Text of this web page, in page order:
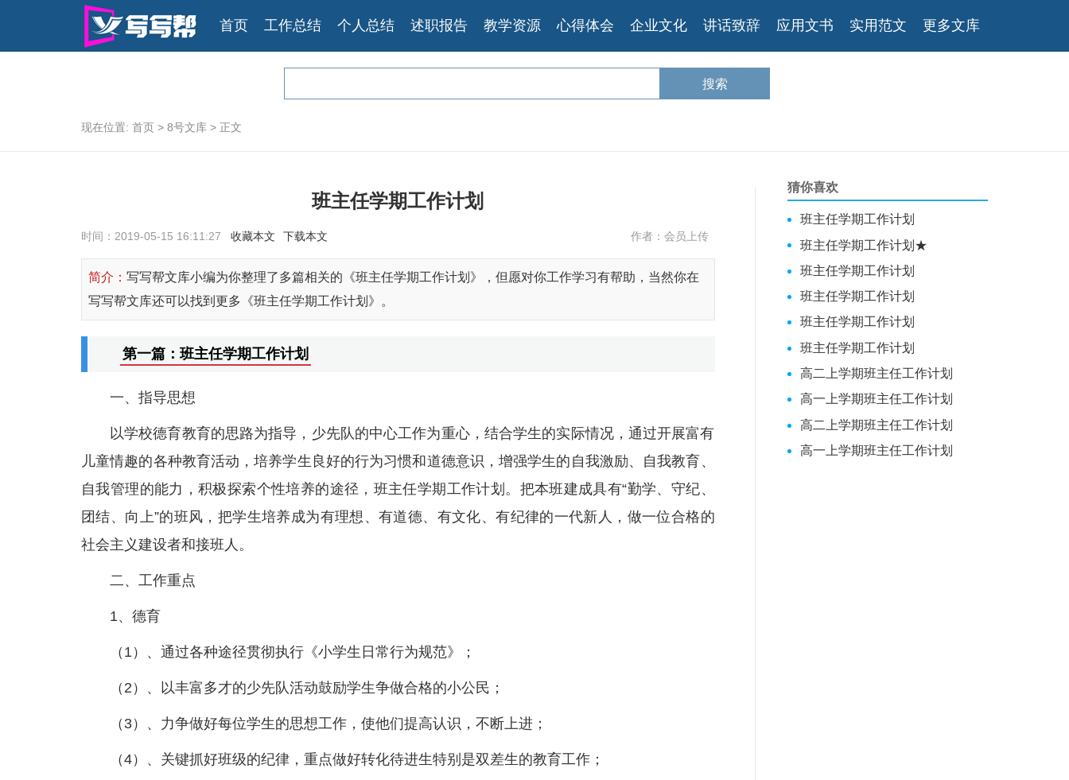
首页 工作总结 个人总结 述职报告 教学资源 心得体会 企业文化 讲话致辞 应用文书 实用范文 更多文库
现在位置: 首页 > 8号文库 > 正文
班主任学期工作计划
时间：2019-05-15 16:11:27 收藏本文 下载本文 作者：会员上传
简介： 写写帮文库小编为你整理了多篇相关的《班主任学期工作计划》，但愿对你工作学习有帮助，当然你在
写写帮文库还可以找到更多《班主任学期工作计划》。
第一篇：班主任学期工作计划
一、指导思想
以学校德育教育的思路为指导，少先队的中心工作为重心，结合学生的实际情况，通过开展富有
儿童情趣的各种教育活动，培养学生良好的行为习惯和道德意识，增强学生的自我激励、自我教育、
自我管理的能力，积极探索个性培养的途径，班主任学期工作计划。把本班建成具有“勤学、守纪、
团结、向上”的班风，把学生培养成为有理想、有道德、有文化、有纪律的一代新人，做一位合格的
社会主义建设者和接班人。
二、工作重点
1、德育
（1）、通过各种途径贯彻执行《小学生日常行为规范》；
（2）、以丰富多才的少先队活动鼓励学生争做合格的小公民；
（3）、力争做好每位学生的思想工作，使他们提高认识，不断上进；
（4）、关键抓好班级的纪律，重点做好转化待进生特别是双差生的教育工作；
猜你喜欢
班主任学期工作计划
班主任学期工作计划★
班主任学期工作计划
班主任学期工作计划
班主任学期工作计划
班主任学期工作计划
高二上学期班主任工作计划
高一上学期班主任工作计划
高二上学期班主任工作计划
高一上学期班主任工作计划